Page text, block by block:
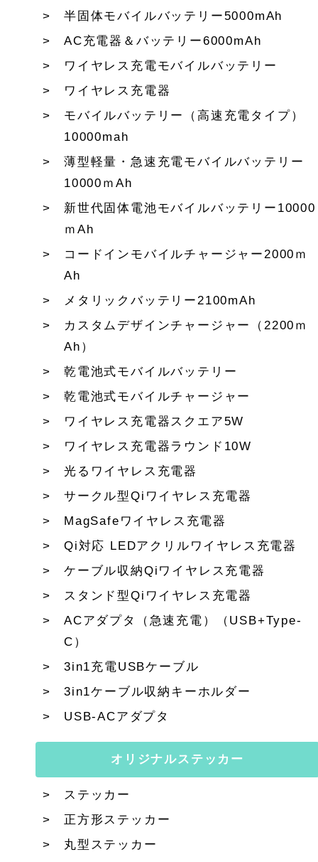
半固体モバイルバッテリー5000mAh
AC充電器＆バッテリー6000mAh
ワイヤレス充電モバイルバッテリー
ワイヤレス充電器
モバイルバッテリー（高速充電タイプ）
10000mah
薄型軽量・急速充電モバイルバッテリー
10000ｍAh
新世代固体電池モバイルバッテリー10000
ｍAh
コードインモバイルチャージャー2000ｍ
Ah
メタリックバッテリー2100mAh
カスタムデザインチャージャー（2200ｍ
Ah）
乾電池式モバイルバッテリー
乾電池式モバイルチャージャー
ワイヤレス充電器スクエア5W
ワイヤレス充電器ラウンド10W
光るワイヤレス充電器
サークル型Qiワイヤレス充電器
MagSafeワイヤレス充電器
Qi対応 LEDアクリルワイヤレス充電器
ケーブル収納Qiワイヤレス充電器
スタンド型Qiワイヤレス充電器
ACアダプタ（急速充電）（USB+Type-
C）
3in1充電USBケーブル
3in1ケーブル収納キーホルダー
USB-ACアダプタ
オリジナルステッカー
ステッカー
正方形ステッカー
丸型ステッカー